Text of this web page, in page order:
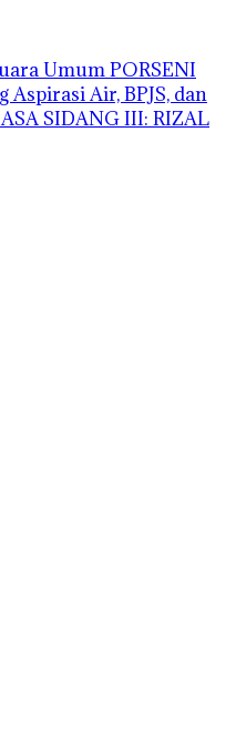
Umum PORSENI
Air, BPJS, dan
SIDANG III: RIZAL